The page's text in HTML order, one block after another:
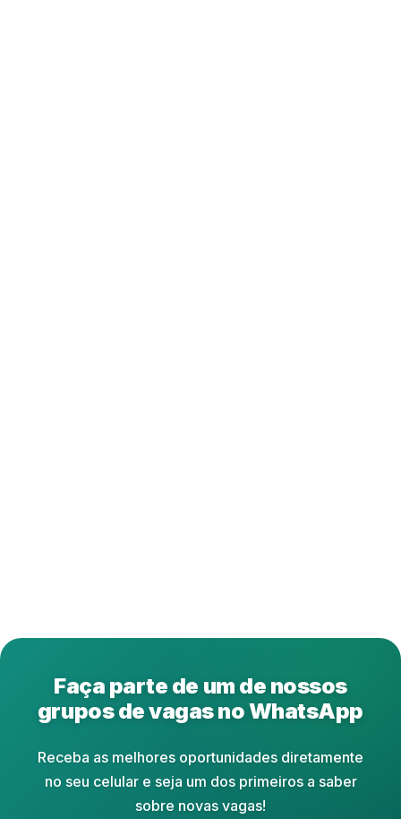
Faça parte de um de nossos
grupos de vagas no WhatsApp
Receba as melhores oportunidades diretamente
no seu celular e seja um dos primeiros a saber
sobre novas vagas!